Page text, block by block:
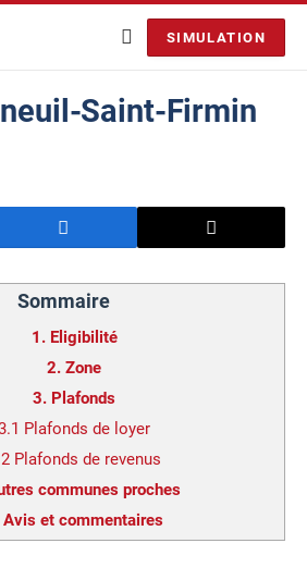
SIMULATION
Saint-Firmin
Sommaire
1. Eligibilité
2. Zone
3. Plafonds
Plafonds de loyer
Plafonds de revenus
communes proches
Avis et commentaires